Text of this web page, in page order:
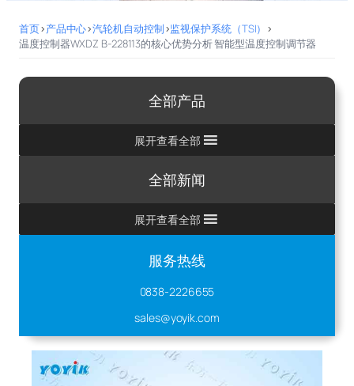
首页>产品中心>汽轮机自动控制>监视保护系统（TSI） >
温度控制器WXDZ B-228113的核心优势分析 智能型温度控制调节器
全部产品
展开查看全部
全部新闻
展开查看全部
服务热线
0838-2226655
sales@yoyik.com